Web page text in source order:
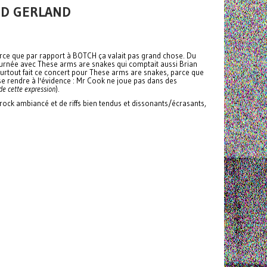
GERLAND
que par rapport à BOTCH ça valait pas grand chose. Du
avec These arms are snakes qui comptait aussi Brian
fait ce concert pour These arms are snakes, parce que
rendre à l'évidence : Mr Cook ne joue pas dans des
cette expression).
ambiancé et de riffs bien tendus et dissonants/écrasants,